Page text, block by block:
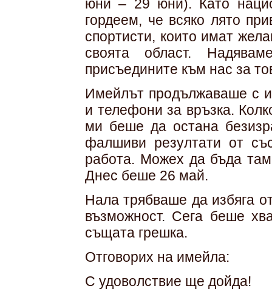
юни – 29 юни). Като
гордеем, че всяко лято
спортисти, които имат
своята област.
присъедините към нас за
Имейлът продължаваше с
и телефони за връзка.
ми беше да остана
фалшиви резултати от
работа. Можех да бъда
Днес беше 26 май.
Нала трябваше да избяга
възможност. Сега беше
същата грешка.
Отговорих на имейла:
С удоволствие ще дойда!